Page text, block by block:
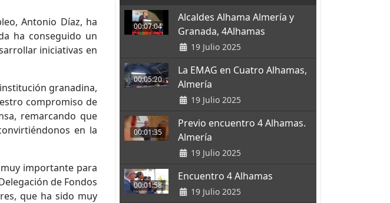
Antonio Díaz, ha
ha conseguido un
iniciativas en
granadina,
compromiso de
remarcando que
en la
importante para
de Fondos
que ha sido muy
00:07:04
Alcaldes Alhama Almería y
Granada, 4Alhamas
19 Julio 2025
00:05:20
La EMAG en Cuatro Alhamas,
Almería
19 Julio 2025
00:01:35
Previo encuentro 4 Alhamas.
Almería
19 Julio 2025
00:01:58
Encuentro 4 Alhamas
19 Julio 2025